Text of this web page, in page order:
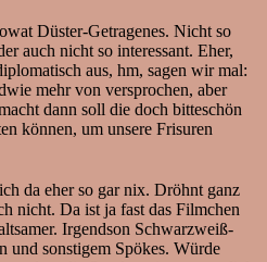
Düster-Getragenes. Nicht so
auch nicht so interessant. Eher,
aus, hm, sagen wir mal:
mehr von versprochen, aber
dann soll die doch bitteschön
können, um unsere Frisuren
da eher so gar nix. Dröhnt ganz
nicht. Da ist ja fast das Filmchen
Irgendson Schwarzweiß-
und sonstigem Spökes. Würde